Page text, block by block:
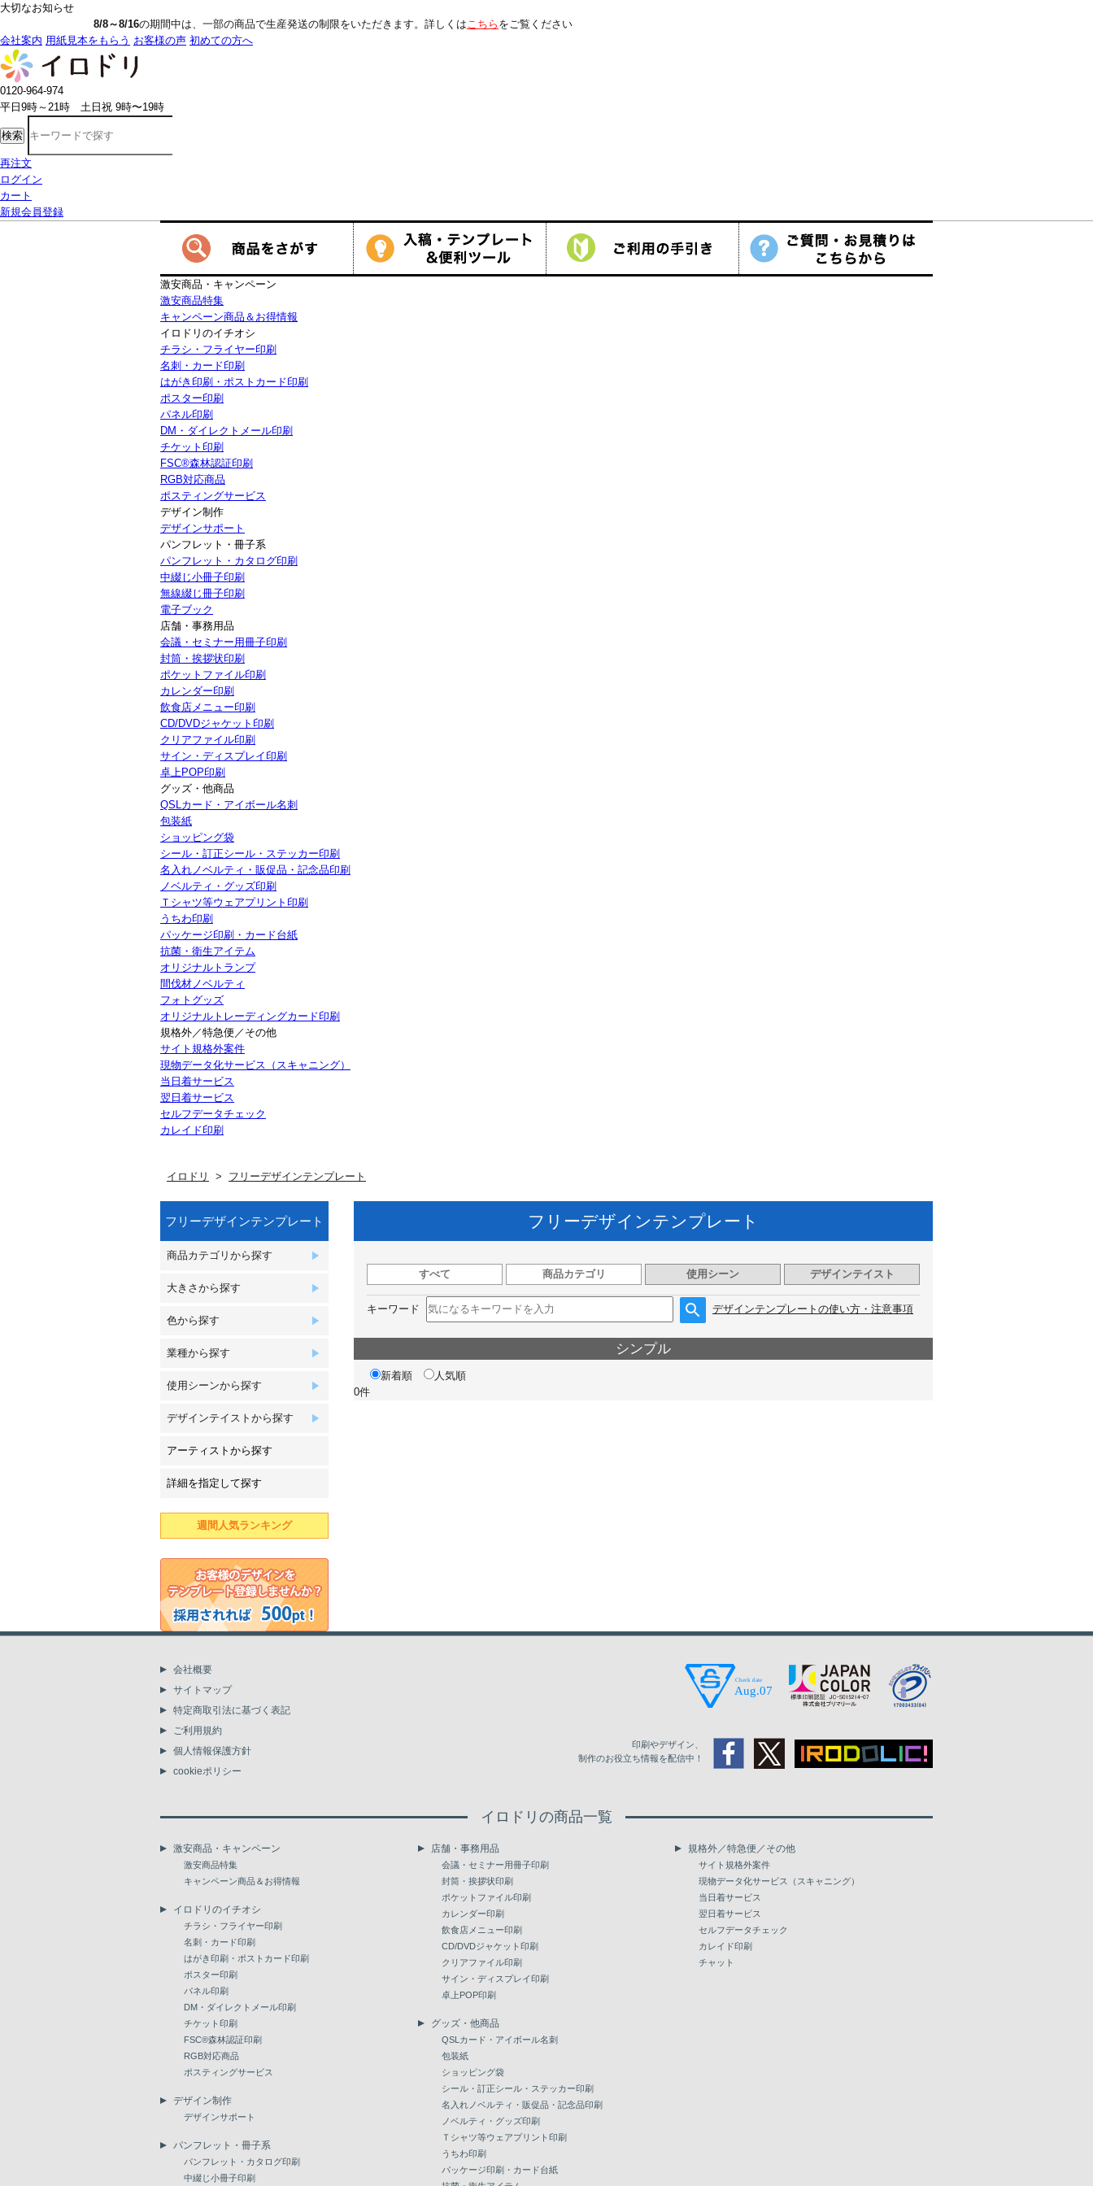
大切なお知らせ
の期間中は、一部の商品で生産発送の制限をいただきます。詳しくはこちらをご覧ください
会社案内 用紙見本をもらう お客様の声 初めての方へ
0120-964-974
平日9時～21時 土日祝 9時〜19時
検索
再注文
ログイン
カート
新規会員登録
激安商品・キャンペーン
激安商品特集
キャンペーン商品＆お得情報
イロドリのイチオシ
チラシ・フライヤー印刷
名刺・カード印刷
はがき印刷・ポストカード印刷
ポスター印刷
パネル印刷
DM・ダイレクトメール印刷
チケット印刷
FSC®森林認証印刷
RGB対応商品
ポスティングサービス
デザイン制作
デザインサポート
パンフレット・冊子系
パンフレット・カタログ印刷
中綴じ小冊子印刷
無線綴じ冊子印刷
電子ブック
店舗・事務用品
会議・セミナー用冊子印刷
封筒・挨拶状印刷
ポケットファイル印刷
カレンダー印刷
飲食店メニュー印刷
CD/DVDジャケット印刷
クリアファイル印刷
サイン・ディスプレイ印刷
卓上POP印刷
グッズ・他商品
QSLカード・アイボール名刺
包装紙
ショッピング袋
シール・訂正シール・ステッカー印刷
名入れノベルティ・販促品・記念品印刷
ノベルティ・グッズ印刷
Ｔシャツ等ウェアプリント印刷
うちわ印刷
パッケージ印刷・カード台紙
抗菌・衛生アイテム
オリジナルトランプ
間伐材ノベルティ
フォトグッズ
オリジナルトレーディングカード印刷
規格外／特急便／その他
サイト規格外案件
現物データ化サービス（スキャニング）
当日着サービス
翌日着サービス
セルフデータチェック
カレイド印刷
イロドリ フリーデザインテンプレート
フリーデザインテンプレート
商品カテゴリから探す
大きさから探す
色から探す
業種から探す
使用シーンから探す
デザインテイストから探す
アーティストから探す
詳細を指定して探す
週間人気ランキング
フリーデザインテンプレート
すべて 商品カテゴリ 使用シーン デザインテイスト
キーワード デザインテンプレートの使い方・注意事項
シンプル
新着順
人気順
0件
会社概要
サイトマップ
特定商取引法に基づく表記
ご利用規約
個人情報保護方針
cookieポリシー
印刷やデザイン、
制作のお役立ち情報を配信中！
イロドリの商品一覧
激安商品・キャンペーン
激安商品特集
キャンペーン商品＆お得情報
イロドリのイチオシ
チラシ・フライヤー印刷
名刺・カード印刷
はがき印刷・ポストカード印刷
ポスター印刷
パネル印刷
DM・ダイレクトメール印刷
チケット印刷
FSC®森林認証印刷
RGB対応商品
ポスティングサービス
デザイン制作
デザインサポート
パンフレット・冊子系
パンフレット・カタログ印刷
中綴じ小冊子印刷
店舗・事務用品
会議・セミナー用冊子印刷
封筒・挨拶状印刷
ポケットファイル印刷
カレンダー印刷
飲食店メニュー印刷
CD/DVDジャケット印刷
クリアファイル印刷
サイン・ディスプレイ印刷
卓上POP印刷
グッズ・他商品
QSLカード・アイボール名刺
包装紙
ショッピング袋
シール・訂正シール・ステッカー印刷
名入れノベルティ・販促品・記念品印刷
ノベルティ・グッズ印刷
Ｔシャツ等ウェアプリント印刷
うちわ印刷
パッケージ印刷・カード台紙
規格外／特急便／その他
サイト規格外案件
現物データ化サービス（スキャニング）
当日着サービス
翌日着サービス
セルフデータチェック
カレイド印刷
チャット